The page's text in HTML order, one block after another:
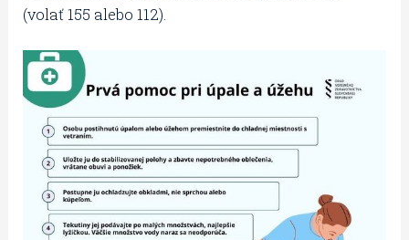
(volať 155 alebo 112).